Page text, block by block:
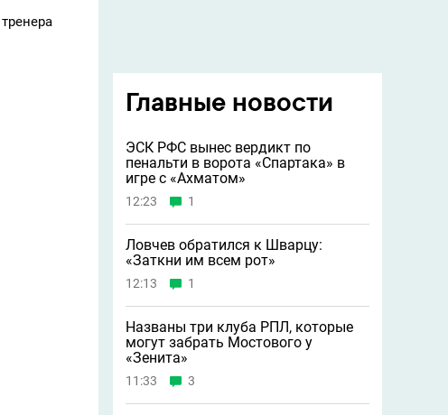
Главные новости
ЭСК РФС вынес вердикт по
пенальти в ворота «Спартака» в
игре с «Ахматом»
12:23 1
Ловчев обратился к Шварцу:
«Заткни им всем рот»
12:13 1
Названы три клуба РПЛ, которые
могут забрать Мостового у
«Зенита»
11:33 3